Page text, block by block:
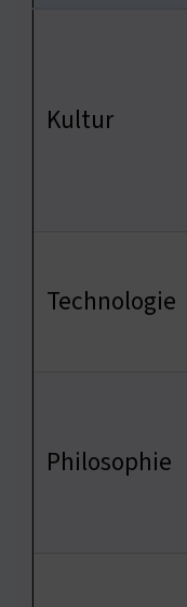
Kultur
Technologie
Philosophie